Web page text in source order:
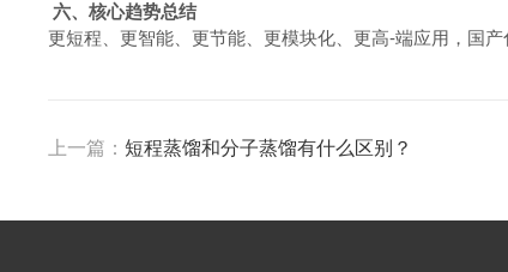
六、核心趋势总结
更短程、更智能、更节能、更模块化、更高-端应用，国
上一篇：短程蒸馏和分子蒸馏有什么区别？